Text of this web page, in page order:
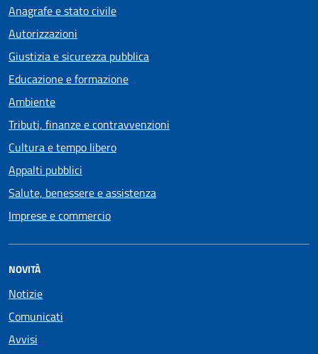
Anagrafe e stato civile
Autorizzazioni
Giustizia e sicurezza pubblica
Educazione e formazione
Ambiente
Tributi, finanze e contravvenzioni
Cultura e tempo libero
Appalti pubblici
Salute, benessere e assistenza
Imprese e commercio
NOVITÀ
Notizie
Comunicati
Avvisi